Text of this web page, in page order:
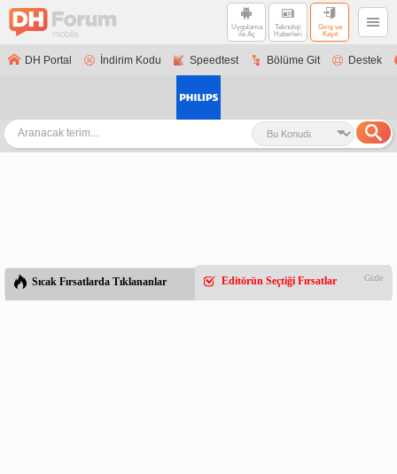
Uygulama
ile Aç
Teknoloji
Haberleri
Giriş ve
Kayıt
DH Portal İndirim Kodu Speedtest Bölüme Git Destek
Sıcak Fırsatlarda Tıklananlar Editörün Seçtiği Fırsatlar Gizle